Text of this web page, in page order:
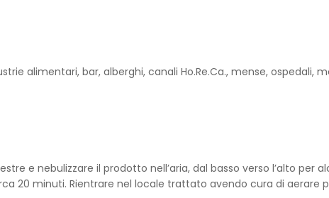
alimentari, bar, alberghi, canali Ho.Re.Ca., mense, ospedali,
e nebulizzare il prodotto nell’aria, dal basso verso l’alto per
20 minuti. Rientrare nel locale trattato avendo cura di aerare